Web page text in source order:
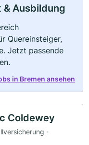
& Ausbildung
Quereinsteiger,
Jetzt passende
in Bremen ansehen
Coldewey
·